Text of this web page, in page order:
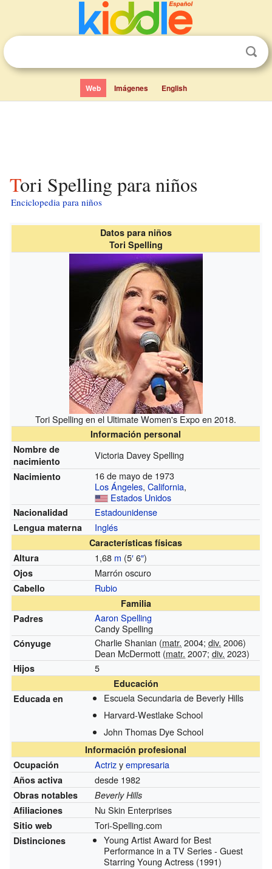
Web Imágenes English
Tori Spelling para niños
Enciclopedia para niños
Datos para niños
Tori Spelling
Tori Spelling en el Ultimate Women's Expo en 2018.
Información personal
Nombre de
nacimiento
Victoria Davey Spelling
Nacimiento
16 de mayo de 1973
Los Ángeles,California,
Estados Unidos
Nacionalidad Estadounidense
Lengua materna Inglés
Características físicas
Altura
1,68 m (5′6″)
Ojos Marrón oscuro
Cabello Rubio
Familia
Padres
Aaron Spelling
Candy Spelling
Cónyuge Charlie Shanian (matr. 2004;div. 2006)
Dean McDermott (matr. 2007;div. 2023)
Hijos 5
Educación
Educada en
Escuela Secundaria de Beverly Hills
Harvard-Westlake School
John Thomas Dye School
Información profesional
Ocupación
Actrizyempresaria
Años activa desde 1982
Obras notables
Beverly Hills
Afiliaciones
Nu Skin Enterprises
Sitio web Tori-Spelling.com
Distinciones
Young Artist Award for Best
Performance in a TV Series - Guest
Starring Young Actress (1991)